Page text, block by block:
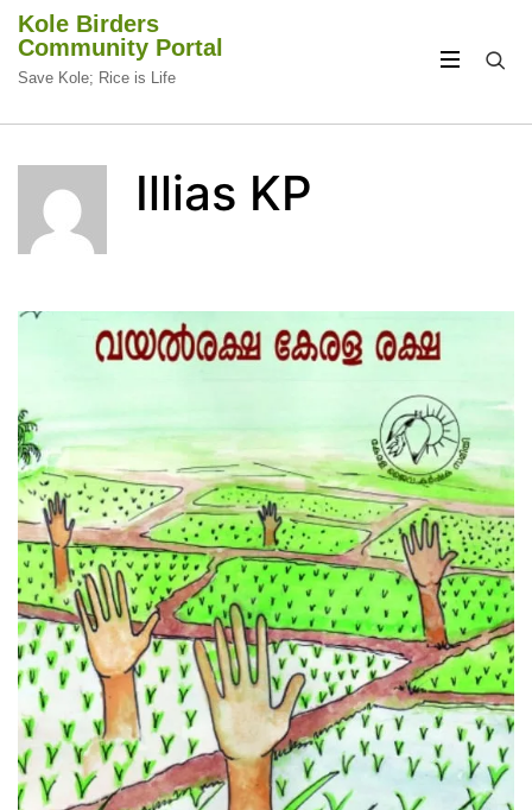
Kole Birders
Community Portal
Save Kole; Rice is Life
Illias KP